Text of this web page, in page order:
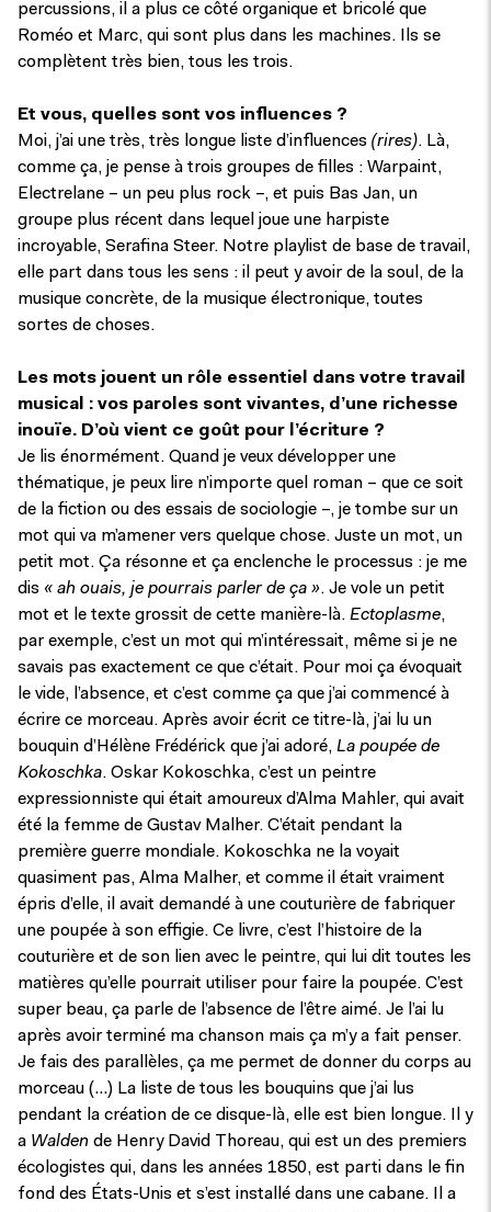
percussions, il a plus ce côté organique et bricolé que
Roméo et Marc, qui sont plus dans les machines. Ils se
complètent très bien, tous les trois.
Et vous, quelles sont vos influences ?
Moi, j’ai une très, très longue liste d’influences (rires). Là,
comme ça, je pense à trois groupes de filles : Warpaint,
Electrelane – un peu plus rock –, et puis Bas Jan, un
groupe plus récent dans lequel joue une harpiste
incroyable, Serafina Steer. Notre playlist de base de travail,
elle part dans tous les sens : il peut y avoir de la soul, de la
musique concrète, de la musique électronique, toutes
sortes de choses.
Les mots jouent un rôle essentiel dans votre travail
musical : vos paroles sont vivantes, d’une richesse
inouïe. D’où vient ce goût pour l’écriture ?
Je lis énormément. Quand je veux développer une
thématique, je peux lire n’importe quel roman – que ce soit
de la fiction ou des essais de sociologie –, je tombe sur un
mot qui va m’amener vers quelque chose. Juste un mot, un
petit mot. Ça résonne et ça enclenche le processus : je me
dis « ah ouais, je pourrais parler de ça ». Je vole un petit
mot et le texte grossit de cette manière-là. Ectoplasme,
par exemple, c’est un mot qui m’intéressait, même si je ne
savais pas exactement ce que c’était. Pour moi ça évoquait
le vide, l’absence, et c’est comme ça que j’ai commencé à
écrire ce morceau. Après avoir écrit ce titre-là, j’ai lu un
bouquin d’Hélène Frédérick que j’ai adoré, La poupée de
Kokoschka. Oskar Kokoschka, c’est un peintre
expressionniste qui était amoureux d’Alma Mahler, qui avait
été la femme de Gustav Malher. C’était pendant la
première guerre mondiale. Kokoschka ne la voyait
quasiment pas, Alma Malher, et comme il était vraiment
épris d’elle, il avait demandé à une couturière de fabriquer
une poupée à son effigie. Ce livre, c’est l’histoire de la
couturière et de son lien avec le peintre, qui lui dit toutes les
matières qu’elle pourrait utiliser pour faire la poupée. C’est
super beau, ça parle de l’absence de l’être aimé. Je l’ai lu
après avoir terminé ma chanson mais ça m’y a fait penser.
Je fais des parallèles, ça me permet de donner du corps au
morceau (…) La liste de tous les bouquins que j’ai lus
pendant la création de ce disque-là, elle est bien longue. Il y
a Walden de Henry David Thoreau, qui est un des premiers
écologistes qui, dans les années 1850, est parti dans le fin
fond des États-Unis et s’est installé dans une cabane. Il a